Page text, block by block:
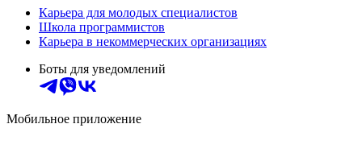
Карьера для молодых специалистов
Школа программистов
Карьера в некоммерческих организациях
Боты для уведомлений
Мобильное приложение